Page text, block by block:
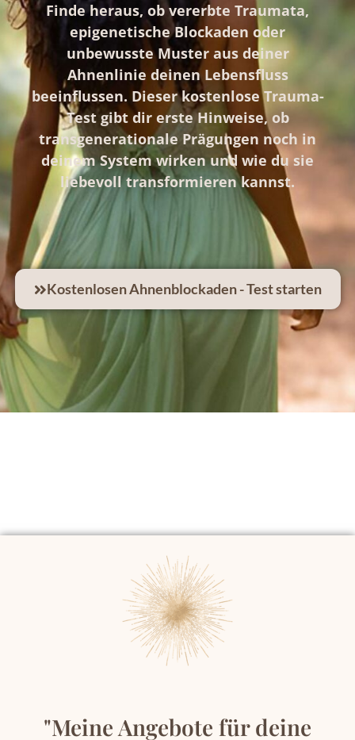
Finde heraus, ob vererbte Traumata,
epigenetische Blockaden oder
unbewusste Muster aus deiner
Ahnenlinie deinen Lebensfluss
beeinflussen. Dieser kostenlose Trauma-
Test gibt dir erste Hinweise, ob
transgenerationale Prägungen noch in
deinem System wirken und wie du sie
liebevoll transformieren kannst.
Kostenlosen Ahnenblockaden - Test starten
"Meine Angebote für deine